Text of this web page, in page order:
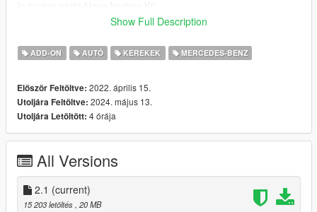
HQ Body and interior
break glass
7 Extra part
Working gauges
Realistic mirror
----------------------------------------------------------------------
Convert: Sj storm
Installation:
Go to: GTAV\mods\update\update.rpf\common\data
Extract dlclist.xml and add this line:
Show Full Description
ADD-ON AUTÓ KEREKEK MERCEDES-BENZ
Először Feltöltve: 2022. április 15.
Utoljára Feltöltve: 2024. május 13.
Utoljára Letöltött: 4 órája
All Versions
2.1 (current)
15 203 letöltés , 20 MB